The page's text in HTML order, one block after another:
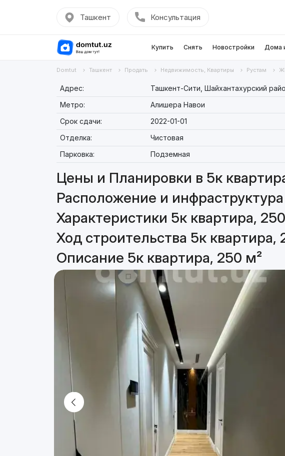
Ташкент Консультация
Купить Снять Новостройки Дома
Domtut Ташкент Продать Недвижимость, Квартиры Рустам
Адрес:
Ташкент-Сити, Шайхантахурский
Метро:
Алишера Навои
Срок сдачи:
2022-01-01
Отделка:
Чистовая
Парковка:
Подземная
Цены и Планировки в 5к
Расположение и
Характеристики 5к квартира,
Ход строительства 5к квартира,
Описание 5к квартира, 250 м²